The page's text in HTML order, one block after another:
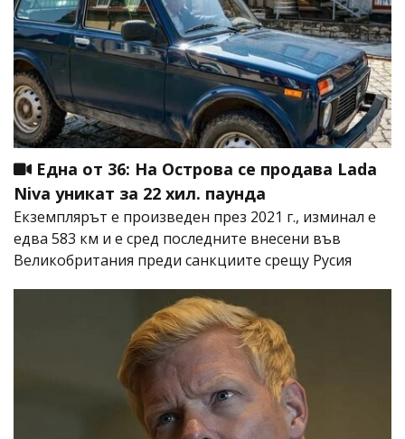
Една от 36: На Острова се продава Lada
Niva уникат за 22 хил. паунда
Екземплярът е произведен през 2021 г., изминал е
едва 583 км и е сред последните внесени във
Великобритания преди санкциите срещу Русия